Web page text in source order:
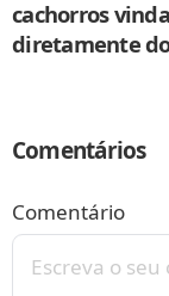
cachorros
diretamente
Comentários
Comentário